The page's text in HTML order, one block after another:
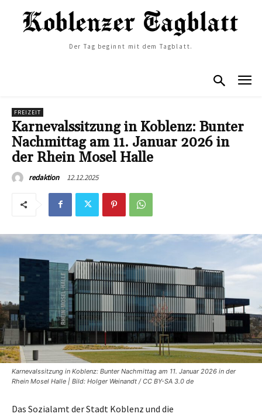
Der Tag beginnt mit dem Tagblatt.
FREIZEIT
Karnevalssitzung in Koblenz: Bunter
Nachmittag am 11. Januar 2026 in
der Rhein Mosel Halle
redaktion 12.12.2025
Karnevalssitzung in Koblenz: Bunter Nachmittag am 11. Januar 2026 in der
Rhein Mosel Halle | Bild: Holger Weinandt / CC BY-SA 3.0 de
Das Sozialamt der Stadt Koblenz und die